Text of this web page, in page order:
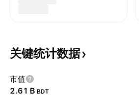
关键统计数据
市值
‪2.61 B‬ BDT